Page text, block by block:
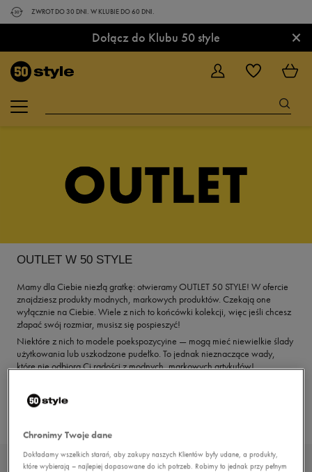
ZWROT DO 30 DNI. W KLUBIE DO 60 DNI.
Dołącz do Klubu 50 style ×
OUTLET W 50 STYLE
Mamy dla Ciebie niezłą gratkę: otwieramy OUTLET 50 STYLE! W ofercie
znajdziesz produkty modnych, markowych produktów. Czekają one
wyłącznie na Ciebie. Wiele z nich to końcówki kolekcji, więc jeśli chcesz
złapać swój rozmiar, musisz się pospieszyć!
Niektóre z nich to modele poekspozycyine — mogą mieć niewielkie ślady
użytkowania lub uszkodzone pudełko. To jednak nieznaczące wady,
które nie odbiorą Ci radości z modnych, markowych artykułów!
egzemplarza, który do Ciebie dotrze.
STRONA GŁÓWNA OUTLET
DZIECIĘCE BUTY OUTLET 2026
Chronimy Twoje dane
Dokładamy wszelkich starań, aby zakupy naszych Klientów były udane, a produkty,
które wybierają – najlepiej dopasowane do ich potrzeb. Robimy to jednak przy pełnym